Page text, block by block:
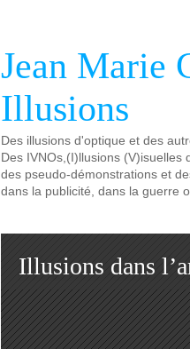
Jean Marie
Illusions
Des illusions d'optique et des
Des IVNOs,(I)llusions (V)isuelles
des pseudo-démonstrations et
dans la publicité, dans la guerre
Illusions dans